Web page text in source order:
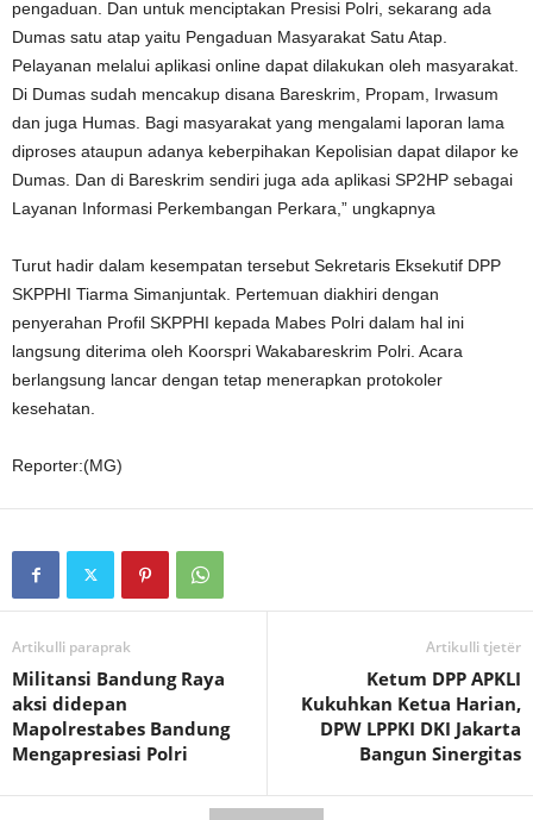
pengaduan. Dan untuk menciptakan Presisi Polri, sekarang ada
Dumas satu atap yaitu Pengaduan Masyarakat Satu Atap.
Pelayanan melalui aplikasi online dapat dilakukan oleh masyarakat.
Di Dumas sudah mencakup disana Bareskrim, Propam, Irwasum
dan juga Humas. Bagi masyarakat yang mengalami laporan lama
diproses ataupun adanya keberpihakan Kepolisian dapat dilapor ke
Dumas. Dan di Bareskrim sendiri juga ada aplikasi SP2HP sebagai
Layanan Informasi Perkembangan Perkara,” ungkapnya
Turut hadir dalam kesempatan tersebut Sekretaris Eksekutif DPP
SKPPHI Tiarma Simanjuntak. Pertemuan diakhiri dengan
penyerahan Profil SKPPHI kepada Mabes Polri dalam hal ini
langsung diterima oleh Koorspri Wakabareskrim Polri. Acara
berlangsung lancar dengan tetap menerapkan protokoler
kesehatan.
Reporter:(MG)
Artikulli paraprak
Militansi Bandung Raya
aksi didepan
Mapolrestabes Bandung
Mengapresiasi Polri
Artikulli tjetër
Ketum DPP APKLI
Kukuhkan Ketua Harian,
DPW LPPKI DKI Jakarta
Bangun Sinergitas